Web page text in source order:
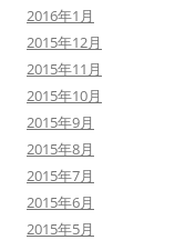
2016年1月
2015年12月
2015年11月
2015年10月
2015年9月
2015年8月
2015年7月
2015年6月
2015年5月